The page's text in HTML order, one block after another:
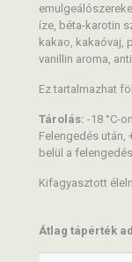
íze, béta-karotin
kakao, kakaóvaj,
vanillin aroma,
Ez tartalmazhat
Tárolás: -18 °C-
Felengedés után,
belül a
Kifagyasztott
Átlag tápérték